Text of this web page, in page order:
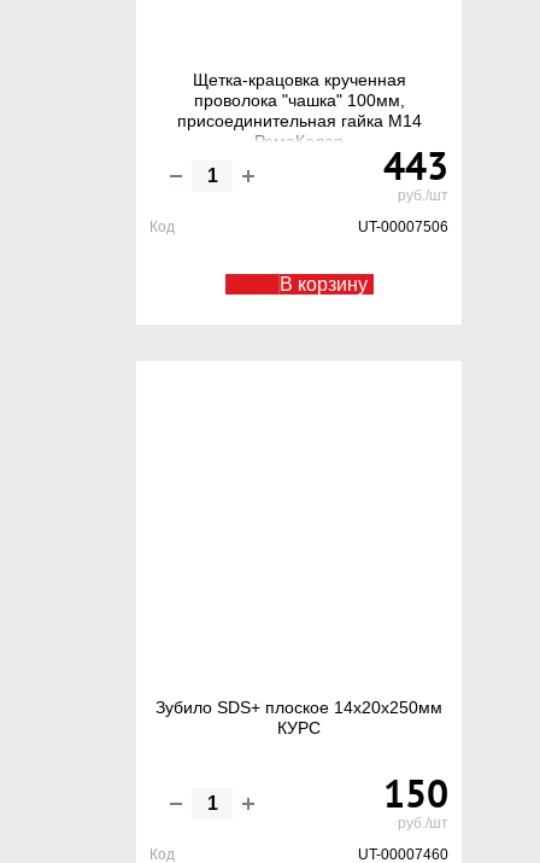
Щетка-крацовка крученная
проволока "чашка" 100мм,
присоединительная гайка М14
РемоКолор
443
руб./шт
Код
UT-00007506
В корзину
Зубило SDS+ плоское 14х20х250мм
КУРС
150
руб./шт
Код
UT-00007460